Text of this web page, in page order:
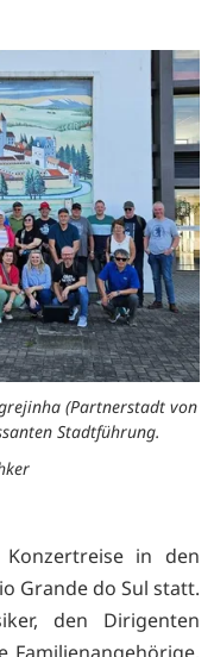
(Partnerstadt von
Stadtführung.
in den
Grande do Sul statt.
den Dirigenten